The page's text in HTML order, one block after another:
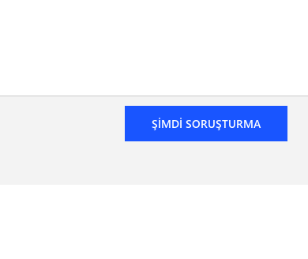
ŞIMDI SORUŞTURMA